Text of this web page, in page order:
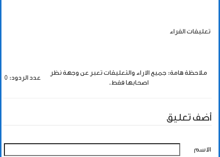
تعليقات القراء
ملاحظة هامة: جميع الاراء والتعليقات تعبر عن وجهة نظر
اصحابها فقط.
عدد الردود: 0
أضف تعليق
الاسم